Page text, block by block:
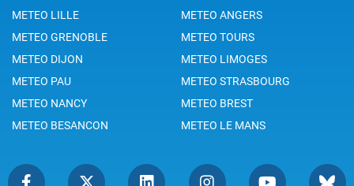
METEO LILLE
METEO ANGERS
METEO GRENOBLE
METEO TOURS
METEO DIJON
METEO LIMOGES
METEO PAU
METEO STRASBOURG
METEO NANCY
METEO BREST
METEO BESANCON
METEO LE MANS